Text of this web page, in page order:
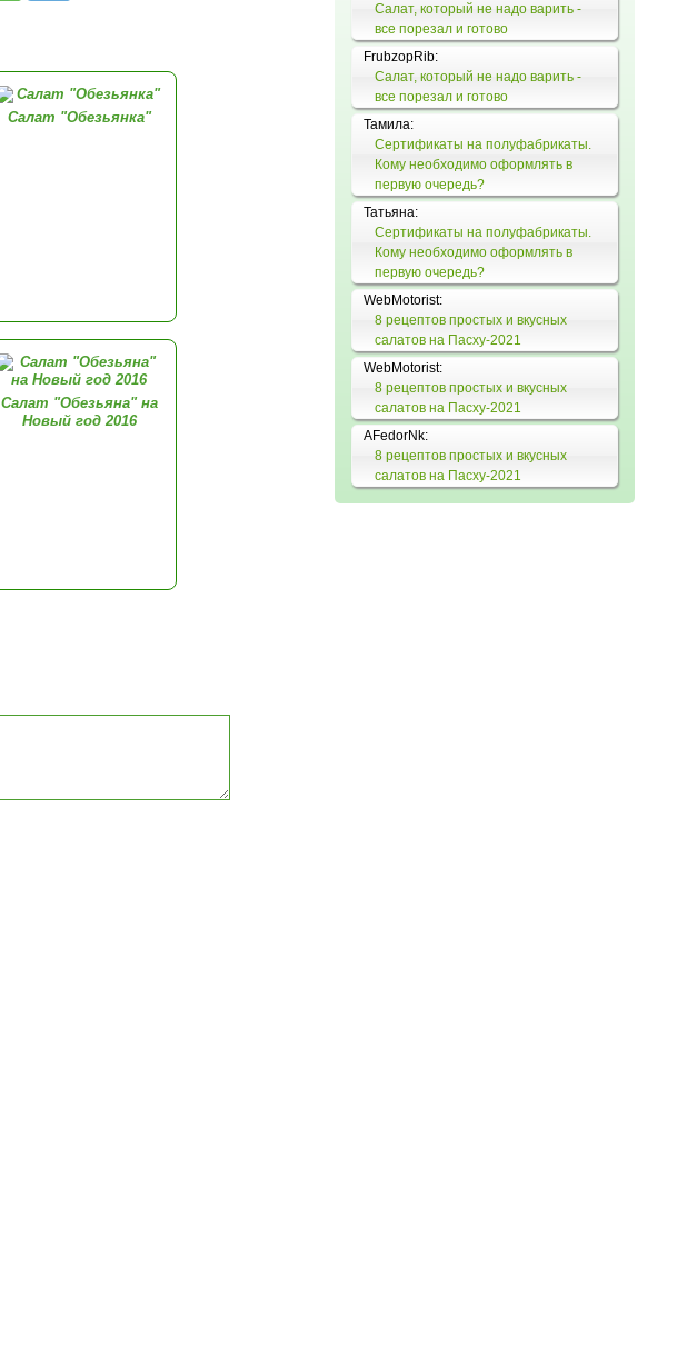
Салат "Обезьянка"
Салат "Обезьяна" на
Новый год 2016
Салат, который не надо варить -
все порезал и готово
FrubzopRib:
Салат, который не надо варить -
все порезал и готово
Тамила:
Сертификаты на полуфабрикаты.
Кому необходимо оформлять в
первую очередь?
Татьяна:
Сертификаты на полуфабрикаты.
Кому необходимо оформлять в
первую очередь?
WebMotorist:
8 рецептов простых и вкусных
салатов на Пасху-2021
WebMotorist:
8 рецептов простых и вкусных
салатов на Пасху-2021
AFedorNk:
8 рецептов простых и вкусных
салатов на Пасху-2021